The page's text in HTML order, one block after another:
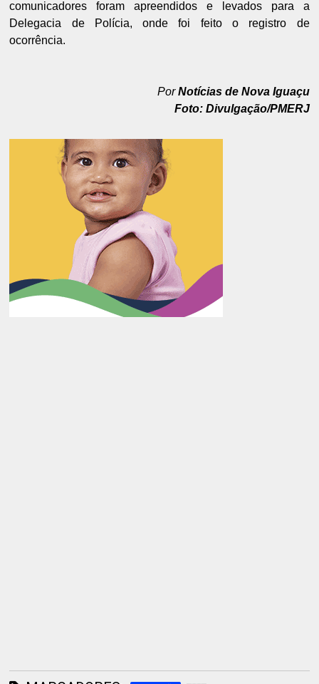
comunicadores foram apreendidos e levados para a
Delegacia de Polícia, onde foi feito o registro de
ocorrência.
PorNotícias de Nova Iguaçu
Foto: Divulgação/PMERJ